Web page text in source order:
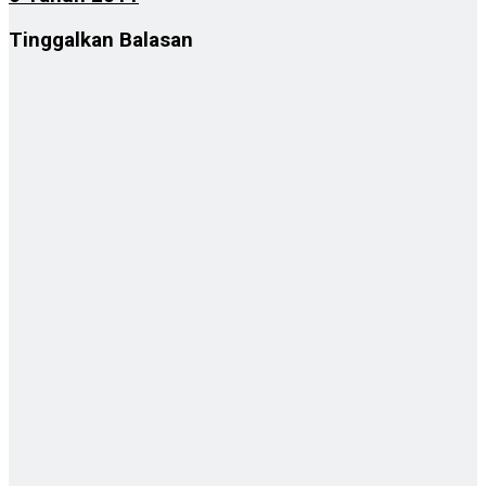
Tinggalkan Balasan